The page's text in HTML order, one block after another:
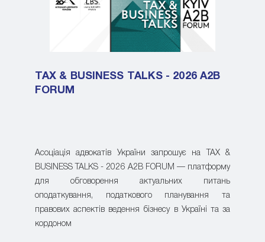
TAX & BUSINESS TALKS - 2026 A2B
FORUM
Асоціація адвокатів України запрошує на TAX &
BUSINESS TALKS - 2026 A2B FORUM — платформу
для обговорення актуальних питань
оподаткування, податкового планування та
правових аспектів ведення бізнесу в Україні та за
кордоном